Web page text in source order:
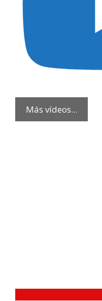
Más vídeos...